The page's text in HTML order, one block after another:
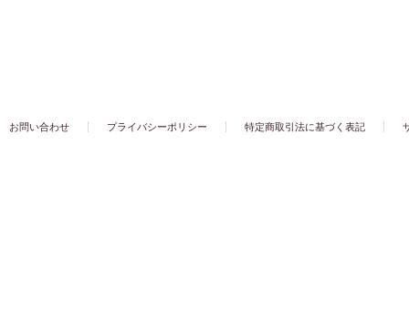
お問い合わせ プライバシーポリシー 特定商取引法に基づく表記